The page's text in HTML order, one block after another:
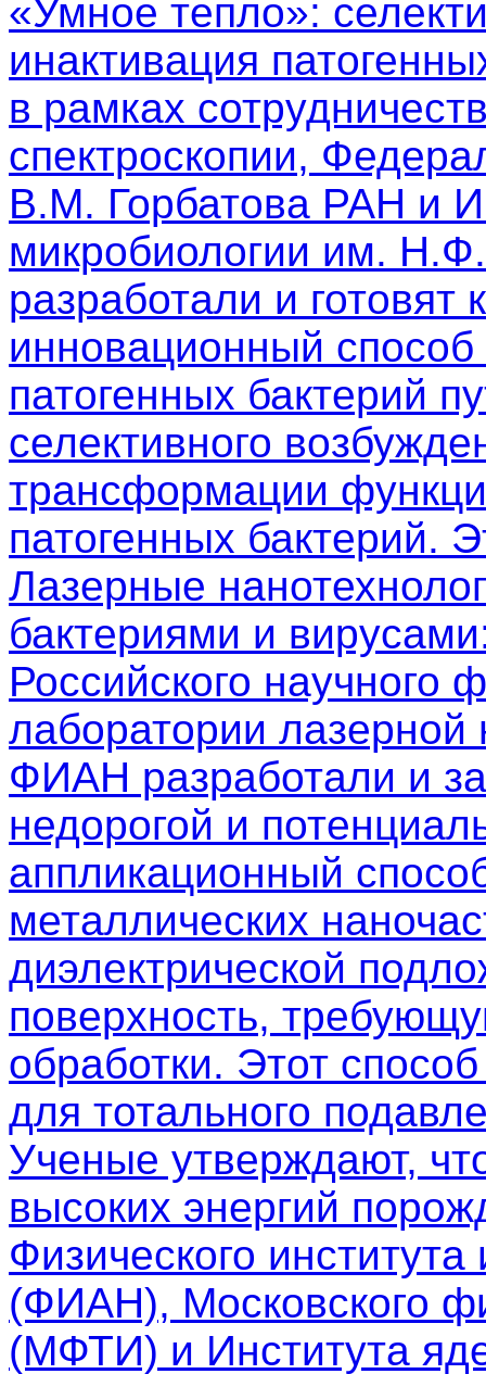
«Умное тепло»:
инактивация
в рамках
спектроскопии,
В.М. Горбатова РАН и
микробиологии им.
разработали и готовят
инновационный
патогенных бактерий
селективного
трансформации
патогенных бактерий.
Лазерные
бактериями и вирусами
Российского
лаборатории
ФИАН разработали и
недорогой и
аппликационный
металлических
диэлектрической
поверхность,
обработки. Этот
для тотального
Ученые утверждают,
высоких энергий
Физического
(ФИАН), Московского
(МФТИ) и Института